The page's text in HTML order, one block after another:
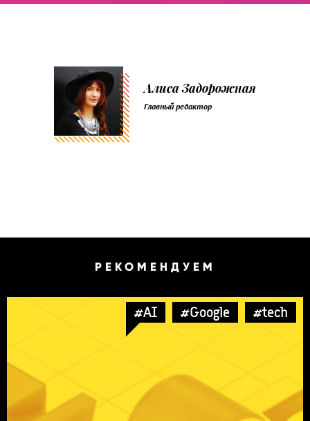
Алиса Задорожная
Главный редактор
РЕКОМЕНДУЕМ
#AI #Google #tech